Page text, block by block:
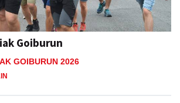
Goiburun
GOIBURUN 2026